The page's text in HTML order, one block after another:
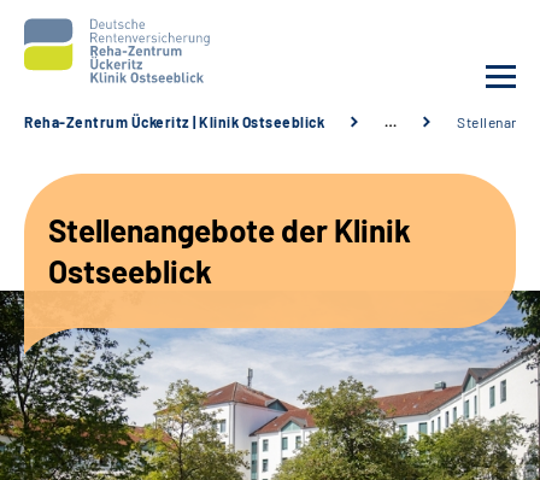
Unsere Angebote
Karriere
Sozialdienste & Zuweisende
Reha-Zentrum Ückeritz | Klinik Ostseeblick …
Stellenangebote der Klinik
Ostseeblick